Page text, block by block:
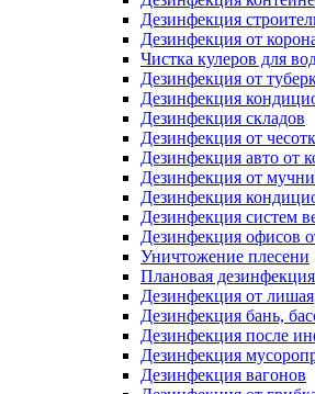
Дезинфекция
Дезинфекция от
Чистка кулеров для
Дезинфекция от
Дезинфекция
Дезинфекция складов
Дезинфекция от
Дезинфекция авто от
Дезинфекция от
Дезинфекция
Дезинфекция систем
Дезинфекция офисов
Уничтожение плесени
Плановая дезинфекция
Дезинфекция от лишая
Дезинфекция бань,
Дезинфекция после
Дезинфекция
Дезинфекция вагонов